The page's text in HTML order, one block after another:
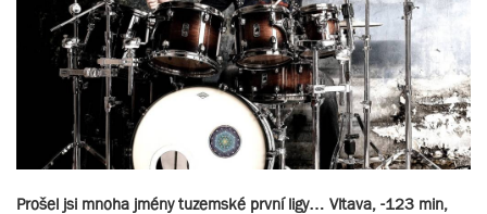
Prošel jsi mnoha jmény tuzemské první ligy… Vltava, -123 min,